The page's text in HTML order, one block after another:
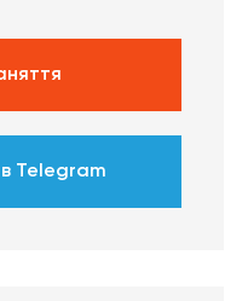
Telegram